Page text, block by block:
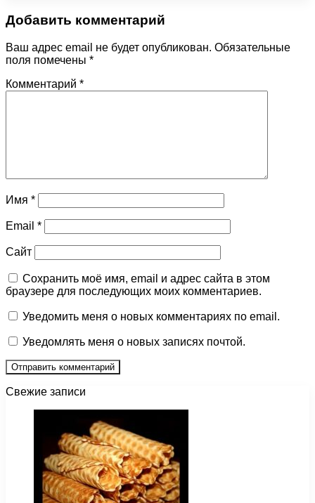
Добавить комментарий
Ваш адрес email не будет опубликован. Обязательные
поля помечены *
Комментарий *
Имя *
Email *
Сайт
Сохранить моё имя, email и адрес сайта в этом
браузере для последующих моих комментариев.
Уведомить меня о новых комментариях по email.
Уведомлять меня о новых записях почтой.
Свежие записи